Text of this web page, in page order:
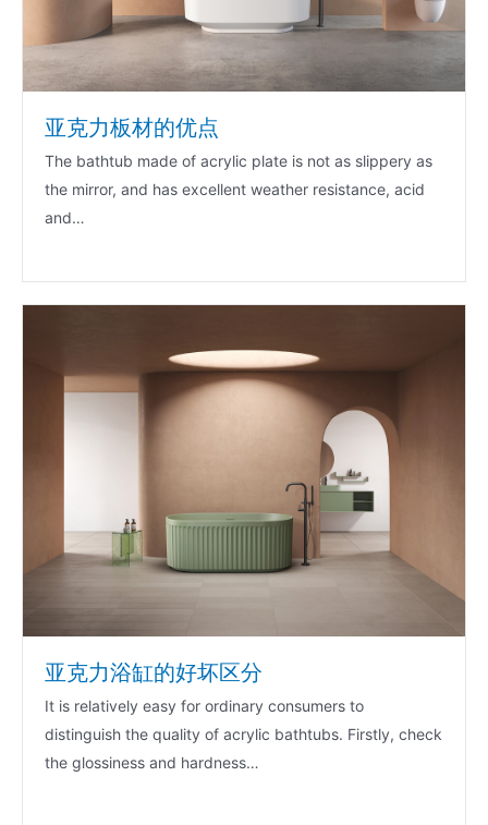
亚克力板材的优点
The bathtub made of acrylic plate is not as slippery as
the mirror, and has excellent weather resistance, acid
and…
亚克力浴缸的好坏区分
It is relatively easy for ordinary consumers to
distinguish the quality of acrylic bathtubs. Firstly, check
the glossiness and hardness…